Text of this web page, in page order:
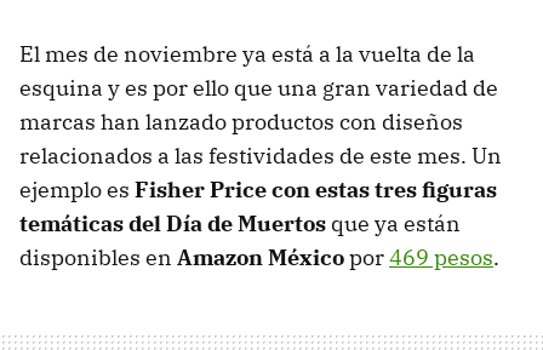
El mes de noviembre ya está a la vuelta de la
esquina y es por ello que una gran variedad de
marcas han lanzado productos con diseños
relacionados a las festividades de este mes. Un
ejemplo es Fisher Price con estas tres figuras
temáticas del Día de Muertos que ya están
disponibles en Amazon Méxicopor469 pesos.